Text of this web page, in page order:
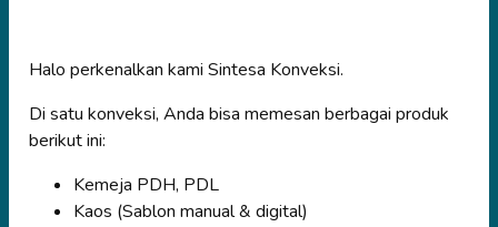
Halo perkenalkan kami Sintesa Konveksi.
Di satu konveksi, Anda bisa memesan berbagai produk
berikut ini:
Kemeja PDH, PDL
Kaos (Sablon manual & digital)